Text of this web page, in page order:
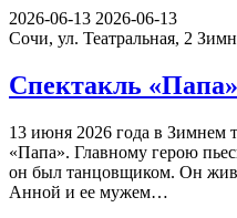
2026-06-13 2026-06-13
Сочи, ул. Театральная, 2
Спектакль «Папа»
13 июня 2026 года в Зимнем
«Папа». Главному герою
он был танцовщиком. Он
Анной и ее мужем…